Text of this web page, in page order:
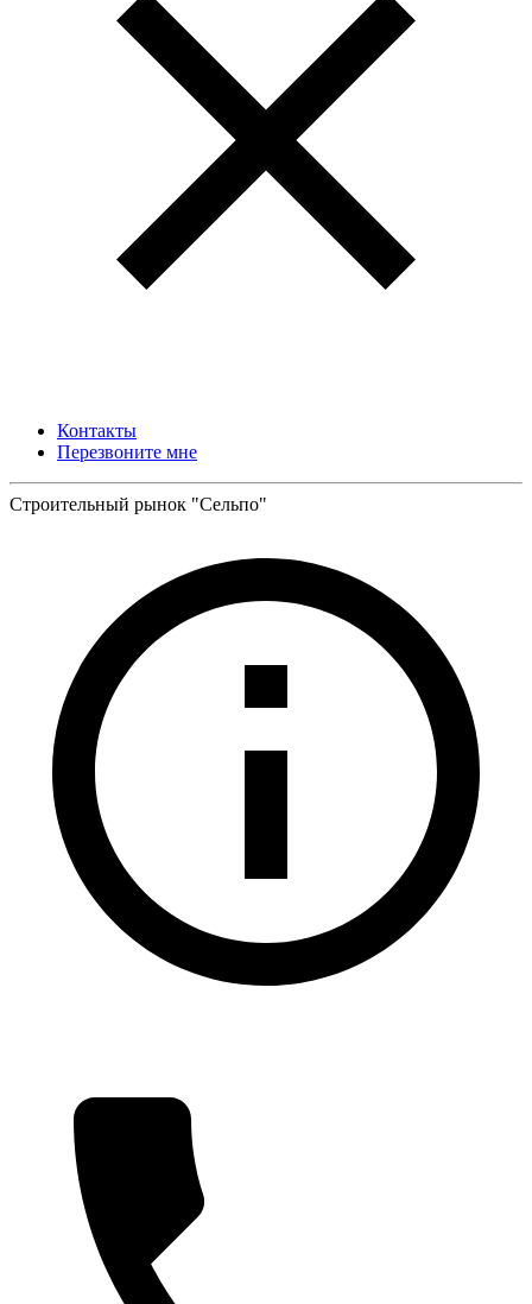
Контакты
Перезвоните мне
Строительный рынок "Сельпо"